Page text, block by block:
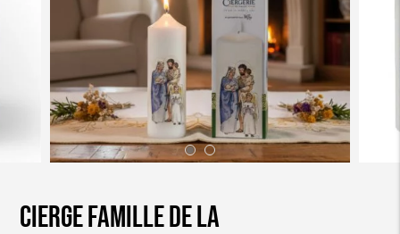
Cierge Famille de la